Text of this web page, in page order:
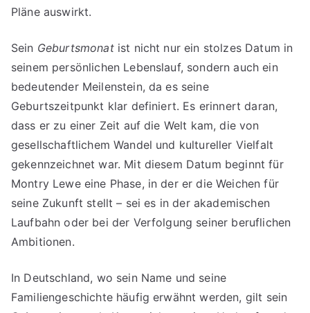
Pläne auswirkt.
Sein Geburtsmonatist nicht nur ein stolzes Datum in
seinem persönlichen Lebenslauf, sondern auch ein
bedeutender Meilenstein, da es seine
Geburtszeitpunkt klar definiert. Es erinnert daran,
dass er zu einer Zeit auf die Welt kam, die von
gesellschaftlichem Wandel und kultureller Vielfalt
gekennzeichnet war. Mit diesem Datum beginnt für
Montry Lewe eine Phase, in der er die Weichen für
seine Zukunft stellt – sei es in der akademischen
Laufbahn oder bei der Verfolgung seiner beruflichen
Ambitionen.
In Deutschland, wo sein Name und seine
Familiengeschichte häufig erwähnt werden, gilt sein